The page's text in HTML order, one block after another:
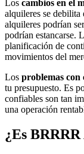
Los cambios en el
alquileres se
alquileres podrían
podrían estancarse.
planificación de
movimientos del
Los problemas con
tu presupuesto. Es
confiables son tan
una operación
¿Es